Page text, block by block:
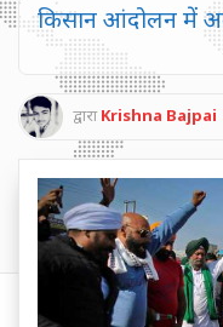
किसान आंदोलन में
द्वारा Krishna Bajpai